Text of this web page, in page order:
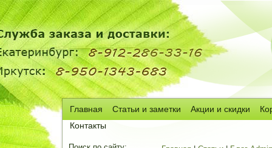
Главная Статьи и заметки Акции и скидки
Контакты